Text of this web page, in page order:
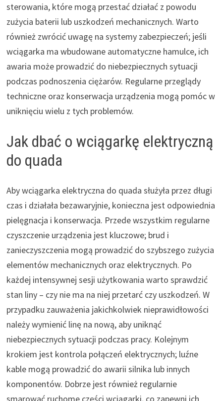
sterowania, które mogą przestać działać z powodu
zużycia baterii lub uszkodzeń mechanicznych. Warto
również zwrócić uwagę na systemy zabezpieczeń; jeśli
wciągarka ma wbudowane automatyczne hamulce, ich
awaria może prowadzić do niebezpiecznych sytuacji
podczas podnoszenia ciężarów. Regularne przeglądy
techniczne oraz konserwacja urządzenia mogą pomóc w
uniknięciu wielu z tych problemów.
Jak dbać o wciągarkę elektryczną
do quada
Aby wciągarka elektryczna do quada służyła przez długi
czas i działała bezawaryjnie, konieczna jest odpowiednia
pielęgnacja i konserwacja. Przede wszystkim regularne
czyszczenie urządzenia jest kluczowe; brud i
zanieczyszczenia mogą prowadzić do szybszego zużycia
elementów mechanicznych oraz elektrycznych. Po
każdej intensywnej sesji użytkowania warto sprawdzić
stan liny – czy nie ma na niej przetarć czy uszkodzeń. W
przypadku zauważenia jakichkolwiek nieprawidłowości
należy wymienić linę na nową, aby uniknąć
niebezpiecznych sytuacji podczas pracy. Kolejnym
krokiem jest kontrola połączeń elektrycznych; luźne
kable mogą prowadzić do awarii silnika lub innych
komponentów. Dobrze jest również regularnie
smarować ruchome części wciągarki, co zapewni ich